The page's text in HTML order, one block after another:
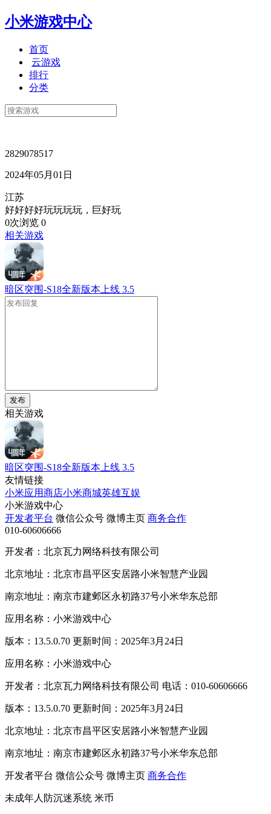
小米游戏中心
首页
云游戏
排行
分类
2829078517
2024年05月01日
江苏
好好好好玩玩玩玩，巨好玩
0次浏览 0
相关游戏
暗区突围-S18全新版本上线 3.5
发布
相关游戏
暗区突围-S18全新版本上线 3.5
友情链接
小米应用商店小米商城英雄互娱
小米游戏中心
开发者平台 微信公众号 微博主页 商务合作
010-60606666
开发者：北京瓦力网络科技有限公司
北京地址：北京市昌平区安居路小米智慧产业园
南京地址：南京市建邺区永初路37号小米华东总部
应用名称：小米游戏中心
版本：13.5.0.70 更新时间：2025年3月24日
应用名称：小米游戏中心
开发者：北京瓦力网络科技有限公司 电话：010-60606666
版本：13.5.0.70 更新时间：2025年3月24日
北京地址：北京市昌平区安居路小米智慧产业园
南京地址：南京市建邺区永初路37号小米华东总部
开发者平台 微信公众号 微博主页 商务合作
未成年人防沉迷系统 米币